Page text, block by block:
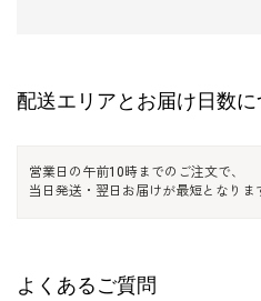
配送エリアとお届け日数に
営業日の午前10時までのご注文で、
当日発送・翌日お届けが最短となりま
よくあるご質問